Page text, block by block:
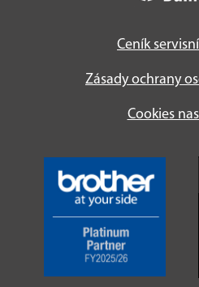
Ceník
Zásady ochrany
Cookies